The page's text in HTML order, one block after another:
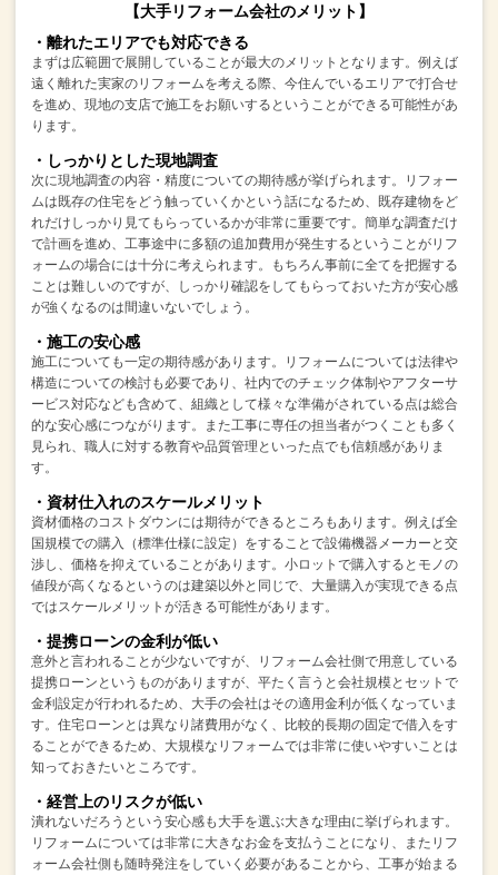
【大手リフォーム会社のメリット】
・離れたエリアでも対応できる
まずは広範囲で展開していることが最大のメリットとなります。 例えば
遠く離れた実家のリフォームを考える際、 今住んでいるエリアで打合せ
を進め、現地の支店で施工をお願いするということができる可能性があ
ります。
・しっかりとした現地調査
次に現地調査の内容・精度についての期待感が挙げられます。
リフォー
ムは既存の住宅をどう触っていくかという話になるため、 既存建物をど
れだけしっかり見てもらっているかが非常に重要です。 簡単な調査だけ
で計画を進め、工事途中に多額の追加費用が発生するということがリフ
ォームの場合には十分に考えられます。
もちろん事前に全てを把握する
ことは難しいのですが、
しっかり確認をしてもらっておいた方が安心感
が強くなるのは間違いないでしょう。
・施工の安心感
施工についても一定の期待感があります。
リフォームについては法律や
構造についての検討も必要であり、 社内でのチェック体制やアフターサ
ービス対応なども含めて、 組織として様々な準備がされている点は総合
的な安心感につながります。
また工事に専任の担当者がつくことも多く
見られ、 職人に対する教育や品質管理といった点でも信頼感がありま
す。
・資材仕入れのスケールメリット
資材価格のコストダウンには期待ができるところもあります。 例えば全
国規模での購入（標準仕様に設定）をすることで設備機器メーカーと交
渉し、 価格を抑えていることがあります。 小ロットで購入するとモノの
値段が高くなるというのは建築以外と同じで、 大量購入が実現できる点
ではスケールメリットが活きる可能性があります。
・提携ローンの金利が低い
意外と言われることが少ないですが、
リフォーム会社側で用意している
提携ローンというものがありますが、 平たく言うと会社規模とセットで
金利設定が行われるため、 大手の会社はその適用金利が低くなっていま
す。 住宅ローンとは異なり諸費用がなく、比較的長期の固定で借入をす
ることができるため、 大規模なリフォームでは非常に使いやすいことは
知っておきたいところです。
・経営上のリスクが低い
潰れないだろうという安心感も大手を選ぶ大きな理由に挙げられます。
リフォームについては非常に大きなお金を支払うことになり、
またリフ
ォーム会社側も随時発注をしていく必要があることから、 工事が始まる